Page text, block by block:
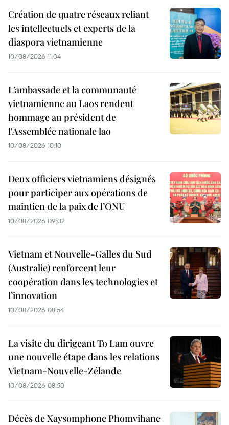
Création de quatre réseaux reliant
les intellectuels et experts de la
diaspora vietnamienne
10/08/2026 11:04
L’ambassade et la communauté
vietnamienne au Laos rendent
hommage au président de
l'Assemblée nationale lao
10/08/2026 10:10
Deux officiers vietnamiens désignés
pour participer aux opérations de
maintien de la paix de l’ONU
10/08/2026 09:02
Vietnam et Nouvelle-Galles du Sud
(Australie) renforcent leur
coopération dans les technologies et
l’innovation
10/08/2026 08:54
La visite du dirigeant To Lam ouvre
une nouvelle étape dans les relations
Vietnam-Nouvelle-Zélande
10/08/2026 08:50
Décès de Xaysomphone Phomvihane